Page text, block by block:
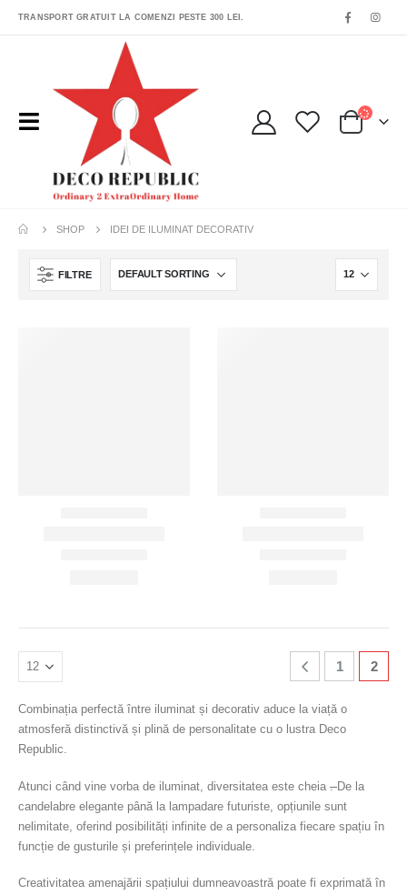
TRANSPORT GRATUIT LA COMENZI PESTE 300 LEI.
SHOP IDEI DE ILUMINAT DECORATIV
FILTRE
1 2
Combinația perfectă între iluminat și decorativ aduce la viață o
atmosferă distinctivă și plină de personalitate cu o lustra Deco
Republic.
Atunci când vine vorba de iluminat, diversitatea este cheia .De la
candelabre elegante până la lampadare futuriste, opțiunile sunt
nelimitate, oferind posibilități infinite de a personaliza fiecare spațiu în
funcție de gusturile și preferințele individuale.
Creativitatea amenajării spațiului dumneavoastră poate fi exprimată în